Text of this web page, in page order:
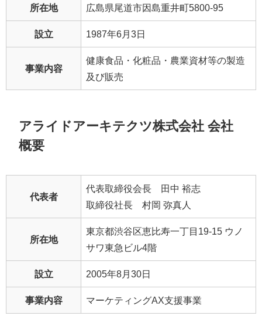
所在地 広島県尾道市因島重井町5800-95
設立 1987年6月3日
事業内容
健康食品・化粧品・農業資材等の製造
及び販売
アライドアーキテクツ株式会社 会社
概要
代表者
代表取締役会長 田中 裕志
取締役社長 村岡 弥真人
所在地
東京都渋谷区恵比寿一丁目19-15 ウノ
サワ東急ビル4階
設立 2005年8月30日
事業内容 マーケティングAX支援事業